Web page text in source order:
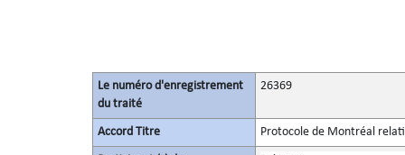
Le numéro d'enregistrement
du traité
26369
Accord Titre Protocole de Montréal